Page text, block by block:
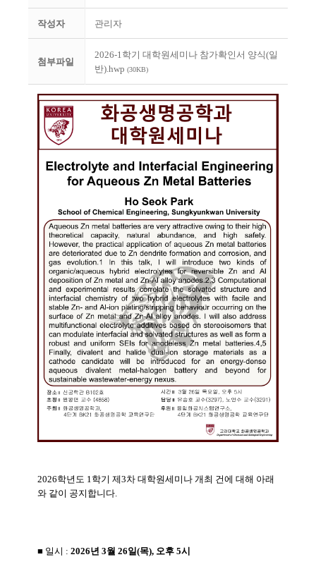
작성자 관리자
첨부파일
2026-1학기 대학원세미나 참가확인서 양식(일
반).hwp (30KB)
2026학년도 1학기 제3차 대학원세미나 개최 건에 대해 아래
와 같이 공지합니다.
■ 일시 : 2026년 3월 26일(목), 오후 5시